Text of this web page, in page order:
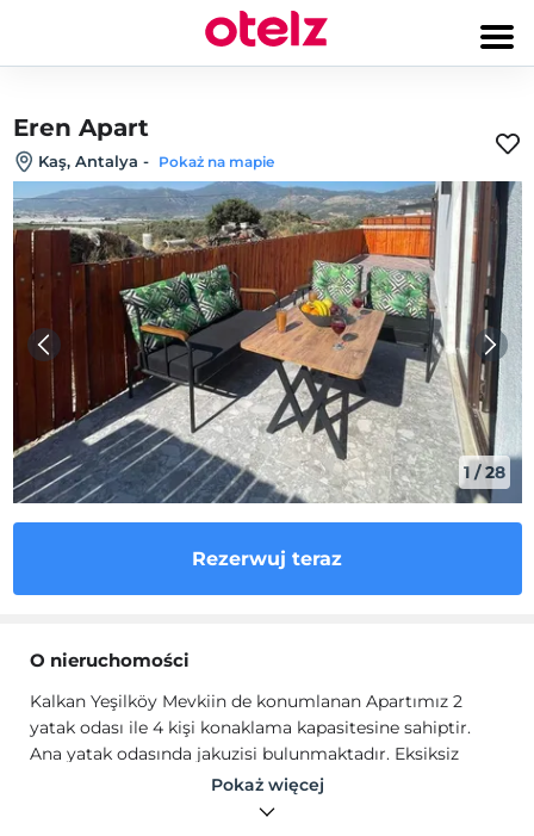
Eren Apart
Kaş, Antalya - Pokaż na mapie
1 /28
Rezerwuj teraz
O nieruchomości
Kalkan Yeşilköy Mevkiin de konumlanan Apartımız 2
yatak odası ile 4 kişi konaklama kapasitesine sahiptir.
Ana yatak odasında jakuzisi bulunmaktadır. Eksiksiz
mutfak araç gereçleri ile sizi evinizde gibi
Pokaż więcej